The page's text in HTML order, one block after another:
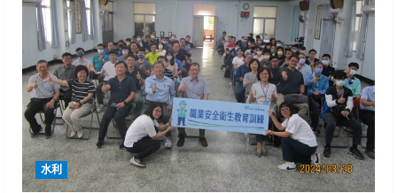
制
式
槍
枝
一
把
擴
大
偵
辦
再
查
獲
一
把
水利